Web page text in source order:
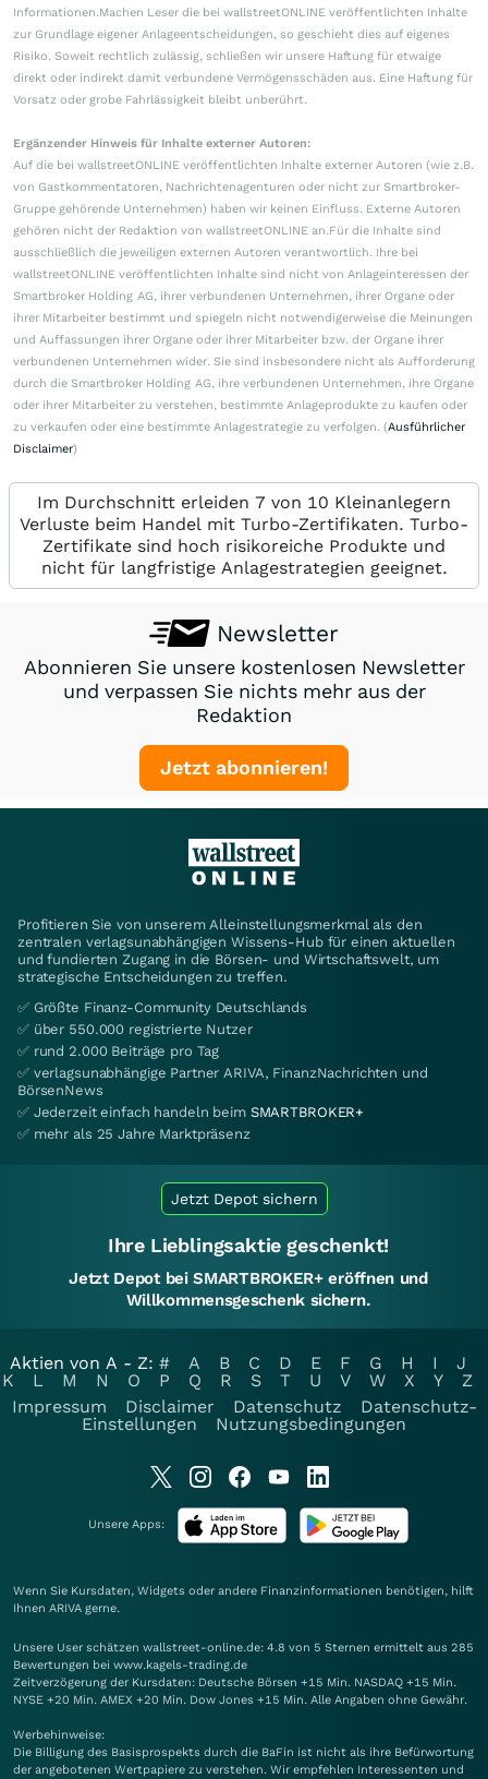
Informationen.Machen Leser die bei wallstreetONLINE veröffentlichten Inhalte
zur Grundlage eigener Anlageentscheidungen, so geschieht dies auf eigenes
Risiko. Soweit rechtlich zulässig, schließen wir unsere Haftung für etwaige
direkt oder indirekt damit verbundene Vermögensschäden aus. Eine Haftung für
Vorsatz oder grobe Fahrlässigkeit bleibt unberührt.
Ergänzender Hinweis für Inhalte externer Autoren:
Auf die bei wallstreetONLINE veröffentlichten Inhalte externer Autoren (wie z.B.
von Gastkommentatoren, Nachrichtenagenturen oder nicht zur Smartbroker-
Gruppe gehörende Unternehmen) haben wir keinen Einfluss. Externe Autoren
gehören nicht der Redaktion von wallstreetONLINE an.Für die Inhalte sind
ausschließlich die jeweiligen externen Autoren verantwortlich. Ihre bei
wallstreetONLINE veröffentlichten Inhalte sind nicht von Anlageinteressen der
Smartbroker Holding AG, ihrer verbundenen Unternehmen, ihrer Organe oder
ihrer Mitarbeiter bestimmt und spiegeln nicht notwendigerweise die Meinungen
und Auffassungen ihrer Organe oder ihrer Mitarbeiter bzw. der Organe ihrer
verbundenen Unternehmen wider. Sie sind insbesondere nicht als Aufforderung
durch die Smartbroker Holding AG, ihre verbundenen Unternehmen, ihre Organe
oder ihrer Mitarbeiter zu verstehen, bestimmte Anlageprodukte zu kaufen oder
zu verkaufen oder eine bestimmte Anlagestrategie zu verfolgen. (Ausführlicher
Disclaimer)
Im Durchschnitt erleiden 7 von 10 Kleinanlegern
Verluste beim Handel mit Turbo-Zertifikaten. Turbo-
Zertifikate sind hoch risikoreiche Produkte und
nicht für langfristige Anlagestrategien geeignet.
Newsletter
Abonnieren Sie unsere kostenlosen Newsletter
und verpassen Sie nichts mehr aus der
Redaktion
Jetzt abonnieren!
Profitieren Sie von unserem Alleinstellungsmerkmal als den
zentralen verlagsunabhängigen Wissens-Hub für einen aktuellen
und fundierten Zugang in die Börsen- und Wirtschaftswelt, um
strategische Entscheidungen zu treffen.
✅ Größte Finanz-Community Deutschlands
✅ über 550.000 registrierte Nutzer
✅ rund 2.000 Beiträge pro Tag
✅ verlagsunabhängige Partner ARIVA, FinanzNachrichten und
BörsenNews
✅ Jederzeit einfach handeln beim SMARTBROKER+
✅ mehr als 25 Jahre Marktpräsenz
Jetzt Depot sichern
Ihre Lieblingsaktie geschenkt!
Jetzt Depot bei SMARTBROKER+ eröffnen und
Willkommensgeschenk sichern.
Aktien von A - Z: # A B C D E F G H I
J
K
L M N O P Q R S T U V W X Y
Z
Impressum
Disclaimer Datenschutz
Datenschutz-
Einstellungen
Nutzungsbedingungen
Unsere Apps:
Wenn Sie Kursdaten, Widgets oder andere Finanzinformationen benötigen, hilft
Ihnen ARIVA gerne.
Unsere User schätzen wallstreet-online.de: 4.8 von 5 Sternen ermittelt aus 285
Bewertungen bei www.kagels-trading.de
Zeitverzögerung der Kursdaten: Deutsche Börsen +15 Min. NASDAQ +15 Min.
NYSE +20 Min. AMEX +20 Min. Dow Jones +15 Min. Alle Angaben ohne Gewähr.
Werbehinweise:
Die Billigung des Basisprospekts durch die BaFin ist nicht als ihre Befürwortung
der angebotenen Wertpapiere zu verstehen. Wir empfehlen Interessenten und